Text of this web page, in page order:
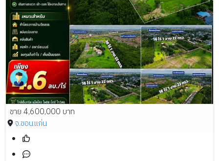
ขาย 4,600,000 บาท
จ.ขอนแก่น